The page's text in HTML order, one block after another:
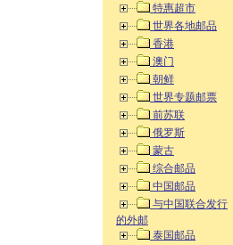
特惠超市
世界各地邮品
香港
澳门
朝鲜
世界专题邮票
前苏联
俄罗斯
蒙古
综合邮品
中国邮品
与中国联合发行
的外邮
泰国邮品